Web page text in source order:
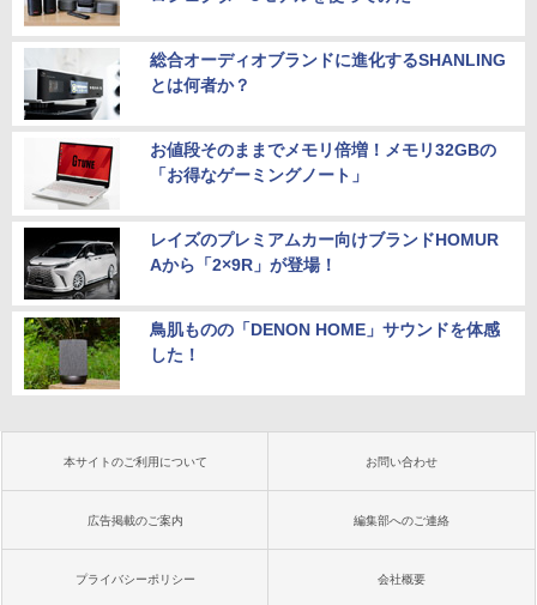
1Pro DVI-D DisplayPort パソコン単体
￥14,800
総合オーディオブランドに進化するSHANLING
とは何者か？
お値段そのままでメモリ倍増！メモリ32GBの
「お得なゲーミングノート」
レイズのプレミアムカー向けブランドHOMUR
Aから「2×9R」が登場！
鳥肌ものの「DENON HOME」サウンドを体感
した！
本サイトのご利用について お問い合わせ
広告掲載のご案内 編集部へのご連絡
プライバシーポリシー 会社概要